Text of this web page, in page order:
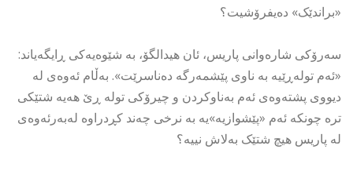
«براندێک» دەیفرۆشیت؟
سەرۆکی شارەوانی پاریس، ئان هیدالگۆ، بە شێوەیەکی ڕایگەیاند:
«ئەم تولەڕێیە بە ناوی پێشمەرگە دەناسرێت». بەڵام ئەوەی لە
دیووى پشتەوەى ئەم بەناوکردن و چیرۆکى تولە ڕێ هەیە شتێکى
ترە چونکە ئەم «پێشوازیە»یە بە نرخی چەند کڕدراوە لەبەرئەوەى
لە پاریس هیچ شتێک بەلاش نییە؟